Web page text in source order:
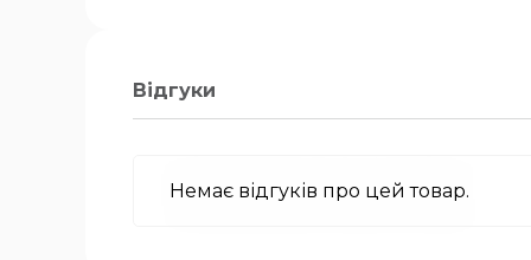
Відгуки
Немає відгуків про цей товар.